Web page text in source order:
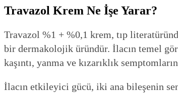
Travazol Krem Ne İşe Yarar?
Travazol %1 + %0,1 krem, tıp
bir dermakolojik üründür. İlacın temel
kaşıntı, yanma ve kızarıklık
İlacın etkileyici gücü, iki ana bileşenin